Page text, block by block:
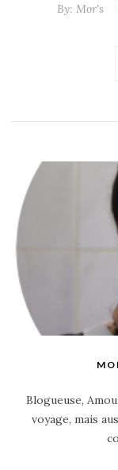
By: Mor's
Blogueuse,
voyage, mais